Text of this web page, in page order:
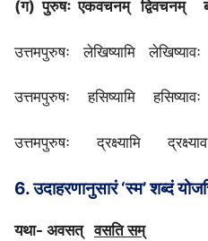
(ग) पुरुषः एकवचनम् द्विवचनम्
उत्तमपुरुषः लेखिष्यामि लेखिष्यावः
उत्तमपुरुषः हसिष्यामि हसिष्यावः
उत्तमपुरुषः द्रक्ष्यामि
6. उदाहरणानुसारं ‘स्म’ शब्दं
यथा- अवसत्वसति सम्